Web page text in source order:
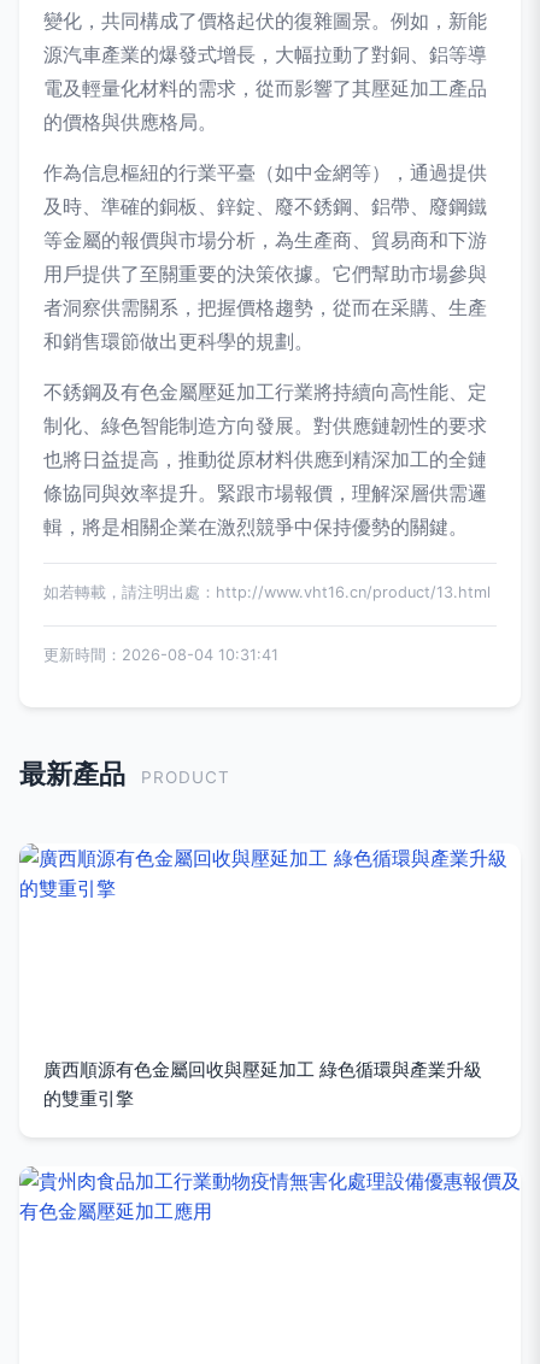
變化，共同構成了價格起伏的復雜圖景。例如，新能
源汽車產業的爆發式增長，大幅拉動了對銅、鋁等導
電及輕量化材料的需求，從而影響了其壓延加工產品
的價格與供應格局。
作為信息樞紐的行業平臺（如中金網等），通過提供
及時、準確的銅板、鋅錠、廢不銹鋼、鋁帶、廢鋼鐵
等金屬的報價與市場分析，為生產商、貿易商和下游
用戶提供了至關重要的決策依據。它們幫助市場參與
者洞察供需關系，把握價格趨勢，從而在采購、生產
和銷售環節做出更科學的規劃。
不銹鋼及有色金屬壓延加工行業將持續向高性能、定
制化、綠色智能制造方向發展。對供應鏈韌性的要求
也將日益提高，推動從原材料供應到精深加工的全鏈
條協同與效率提升。緊跟市場報價，理解深層供需邏
輯，將是相關企業在激烈競爭中保持優勢的關鍵。
如若轉載，請注明出處：http://www.vht16.cn/product/13.html
更新時間：2026-08-04 10:31:41
最新產品 PRODUCT
廣西順源有色金屬回收與壓延加工 綠色循環與產業升級
的雙重引擎